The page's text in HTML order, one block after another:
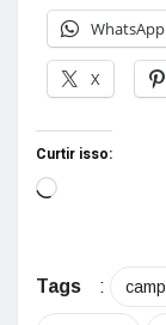
WhatsApp
X
Curtir isso:
Tags :